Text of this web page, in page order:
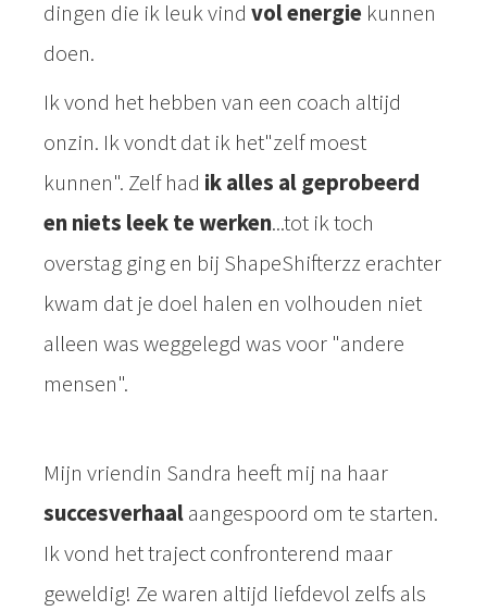
dingen die ik leuk vind vol energie kunnen
doen.
Ik vond het hebben van een coach altijd
onzin. Ik vondt dat ik het"zelf moest
kunnen". Zelf had ik alles al geprobeerd
en niets leek te werken...tot ik toch
overstag ging en bij ShapeShifterzz erachter
kwam dat je doel halen en volhouden niet
alleen was weggelegd was voor "andere
mensen".
Mijn vriendin Sandra heeft mij na haar
succesverhaalaangespoord om te starten.
Ik vond het traject confronterend maar
geweldig! Ze waren altijd liefdevol zelfs als